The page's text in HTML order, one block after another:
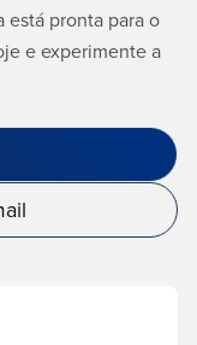
está pronta para o
e experimente a